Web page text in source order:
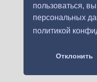
пользоваться,
персональных
политикой
Отклонить